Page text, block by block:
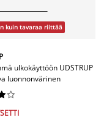
kuin tavaraa riittää
ulkokäyttöön UDSTRUP
luonnonvärinen

